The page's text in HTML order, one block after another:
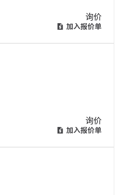
询价
加入报价单
询价
加入报价单